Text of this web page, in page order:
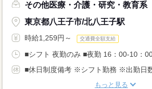
その他医療・介護・研究・教育系
東京都八王子市/北八王子駅
時給1,259円～ 交通費全額支給
■シフト 夜勤のみ ■夜勤 16：00-10：00
■休日制度備考 ※シフト勤務 ※出勤日数
もっと見る